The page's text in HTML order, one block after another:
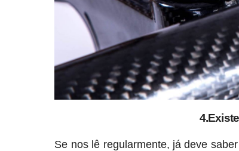
Se nos lê regularmente, já deve